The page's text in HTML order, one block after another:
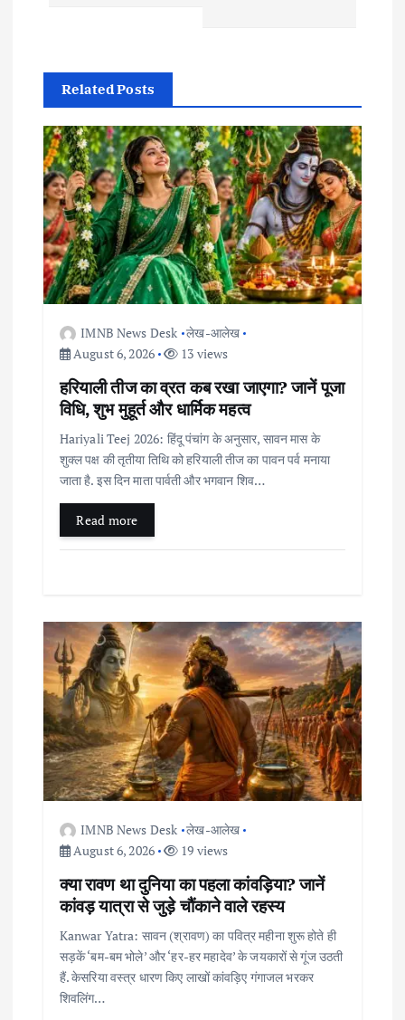
v
g
a
t
Related Posts
IMNB News Desk लेख-आलेख
August 6, 2026
13 views
हरियाली तीज का व्रत कब रखा जाएगा? जानें पूजा
विधि, शुभ मुहूर्त और धार्मिक महत्व
Hariyali Teej 2026: हिंदू पंचांग के अनुसार, सावन मास के
शुक्ल पक्ष की तृतीया तिथि को हरियाली तीज का पावन पर्व मनाया
जाता है. इस दिन माता पार्वती और भगवान शिव…
Read more
IMNB News Desk लेख-आलेख
August 6, 2026
19 views
क्या रावण था दुनिया का पहला कांवड़िया? जानें
कांवड़ यात्रा से जुड़े चौंकाने वाले रहस्य
Kanwar Yatra: सावन (श्रावण) का पवित्र महीना शुरू होते ही
सड़कें ‘बम-बम भोले’ और ‘हर-हर महादेव’ के जयकारों से गूंज उठती
हैं. केसरिया वस्त्र धारण किए लाखों कांवड़िए गंगाजल भरकर
शिवलिंग…